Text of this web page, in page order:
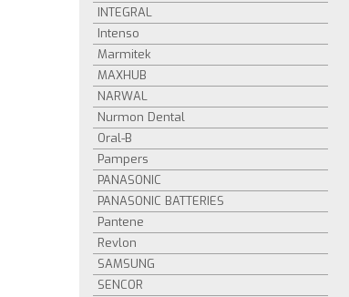
INTEGRAL
Intenso
Marmitek
MAXHUB
NARWAL
Nurmon Dental
Oral-B
Pampers
PANASONIC
PANASONIC BATTERIES
Pantene
Revlon
SAMSUNG
SENCOR